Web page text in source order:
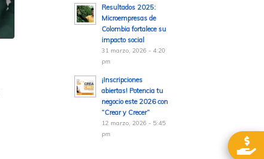
Resultados 2025:
Microempresas de
Colombia fortalece su
impacto social
31 marzo, 2026 - 4:20
pm
¡Inscripciones
abiertas! Potencia tu
negocio este 2026 con
“Crear y Crecer”
12 marzo, 2026 - 5:45
pm